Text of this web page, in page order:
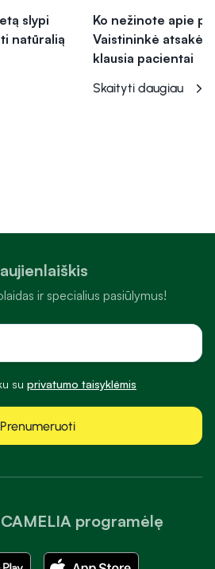
slypi
natūralią
Ko nežinote apie
Vaistininkė atsakė,
klausia pacientai
Skaityti daugiau
programėlę
ir specialius pasiūlymus!
su privatumo taisyklėmis
Prenumeruoti